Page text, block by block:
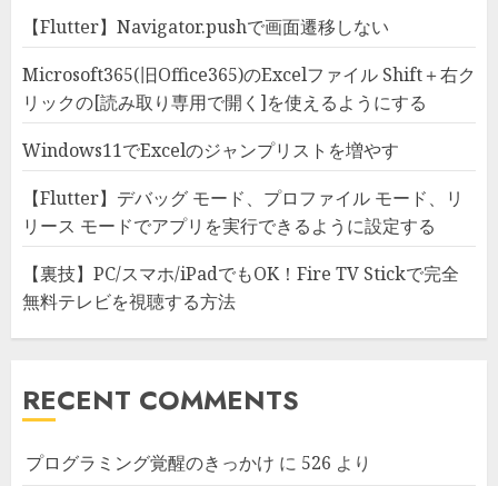
【Flutter】Navigator.pushで画面遷移しない
Microsoft365(旧Office365)のExcelファイル Shift＋右ク
リックの[読み取り専用で開く]を使えるようにする
Windows11でExcelのジャンプリストを増やす
【Flutter】デバッグ モード、プロファイル モード、リ
リース モードでアプリを実行できるように設定する
【裏技】PC/スマホ/iPadでもOK！Fire TV Stickで完全
無料テレビを視聴する方法
RECENT COMMENTS
プログラミング覚醒のきっかけ に 526 より